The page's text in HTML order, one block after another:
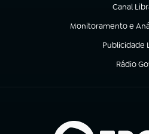
Canal
(abre em
Monitoramento e
(abre em nova aba)
Publicidade
(abre em
Rádio
(abre em